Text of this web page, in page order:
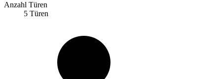
Anzahl Türen
5 Türen